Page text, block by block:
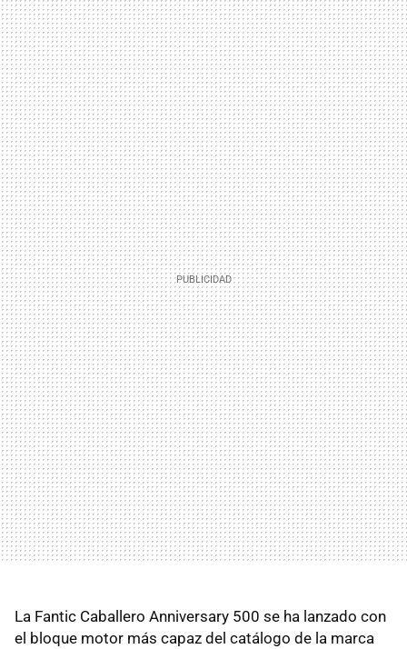
La Fantic Caballero Anniversary 500 se ha lanzado con
el bloque motor más capaz del catálogo de la marca